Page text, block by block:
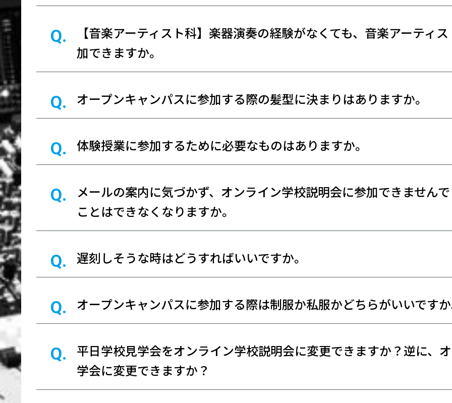
【音楽アーティスト科】楽器演奏の経験がなくても、音楽アーティ
加できますか。
オープンキャンパスに参加する際の髪型に決まりはありますか。
体験授業に参加するために必要なものはありますか。
メールの案内に気づかず、オンライン学校説明会に参加できません
ことはできなくなりますか。
遅刻しそうな時はどうすればいいですか。
オープンキャンパスに参加する際は制服か私服かどちらがいいです
平日学校見学会をオンライン学校説明会に変更できますか？逆に、
学会に変更できますか？